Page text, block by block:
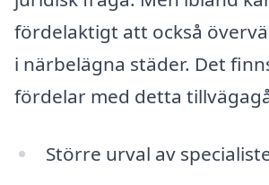
fördelaktigt att också
i närbelägna städer. Det
fördelar med detta
Större urval av